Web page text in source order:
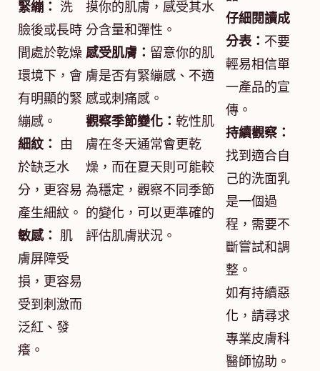
緊繃： 洗
臉後或長時
間處於乾燥
環境下，會
有明顯的緊
繃感。
細紋： 由
於缺乏水
分，更容易
產生細紋。
敏感： 肌
膚屏障受
損，更容易
受到刺激而
泛紅、發
癢。
摸你的肌膚，感受其水
分含量和彈性。
感受肌膚： 留意你的肌
膚是否有緊繃感、不適
感或刺痛感。
觀察季節變化： 乾性肌
膚在冬天通常會更乾
燥，而在夏天則可能較
為穩定，觀察不同季節
的變化，可以更準確的
評估肌膚狀況。
仔細閱讀成
分表： 不要
輕易相信單
一產品的宣
傳。
持續觀察：
找到適合自
己的洗面乳
是一個過
程，需要不
斷嘗試和調
整。
如有持續惡
化，請尋求
專業皮膚科
醫師協助。